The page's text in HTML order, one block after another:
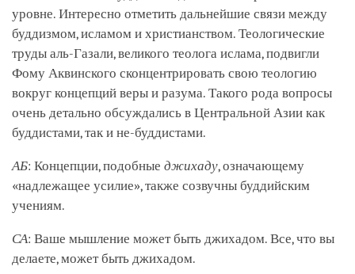
уровне. Интересно отметить дальнейшие связи между
буддизмом, исламом и христианством. Теологические
труды аль-Газали, великого теолога ислама, подвигли
Фому Аквинского сконцентрировать свою теологию
вокруг концепций веры и разума. Такого рода вопросы
очень детально обсуждались в Центральной Азии как
буддистами, так и не-буддистами.
АБ: Концепции, подобные джихаду, означающему
«надлежащее усилие», также созвучны буддийским
учениям.
СА: Ваше мышление может быть джихадом. Все, что вы
делаете, может быть джихадом.